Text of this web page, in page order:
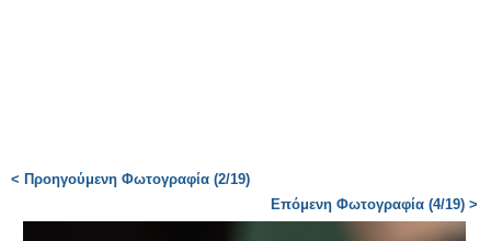
< Προηγούμενη Φωτογραφία (2/19)
Επόμενη Φωτογραφία (4/19) >